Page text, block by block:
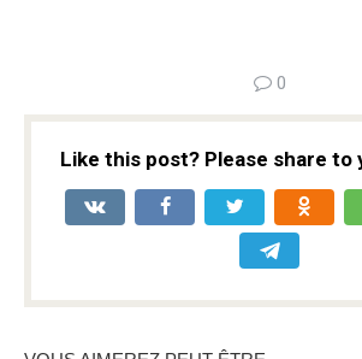
0
Like this post? Please share to